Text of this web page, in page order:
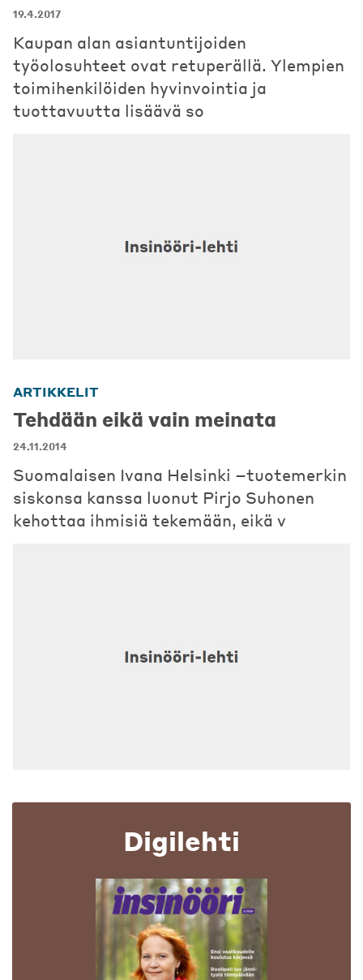
19.4.2017
Kaupan alan asiantuntijoiden
työolosuhteet ovat retuperällä. Ylempien
toimihenkilöiden hyvinvointia ja
tuottavuutta lisäävä so
ARTIKKELIT
Tehdään eikä vain meinata
24.11.2014
Suomalaisen Ivana Helsinki –tuotemerkin
siskonsa kanssa luonut Pirjo Suhonen
kehottaa ihmisiä tekemään, eikä v
Digilehti